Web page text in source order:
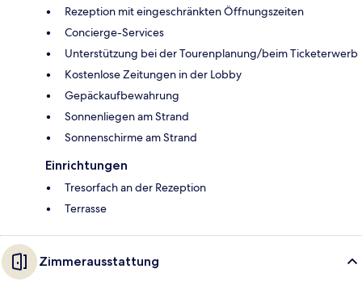
Rezeption mit eingeschränkten Öffnungszeiten
Concierge-Services
Unterstützung bei der Tourenplanung/beim Ticketerwerb
Kostenlose Zeitungen in der Lobby
Gepäckaufbewahrung
Sonnenliegen am Strand
Sonnenschirme am Strand
Einrichtungen
Tresorfach an der Rezeption
Terrasse
Zimmerausstattung